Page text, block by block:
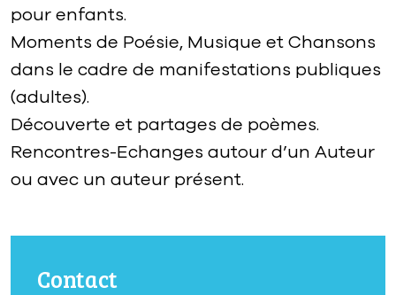
pour enfants.
Moments de Poésie, Musique et Chansons
dans le cadre de manifestations publiques
(adultes).
Découverte et partages de poèmes.
Rencontres-Echanges autour d’un Auteur
ou avec un auteur présent.
Contact